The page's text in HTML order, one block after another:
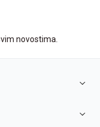
novostima.